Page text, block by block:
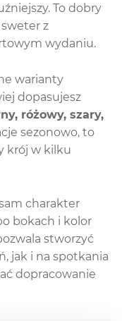
To dobry
z
wydaniu.
warianty
dopasujesz
różowy, szary,
sezonowo, to
krój w kilku
charakter
bokach i kolor
stworzyć
jak i na spotkania
dopracowanie